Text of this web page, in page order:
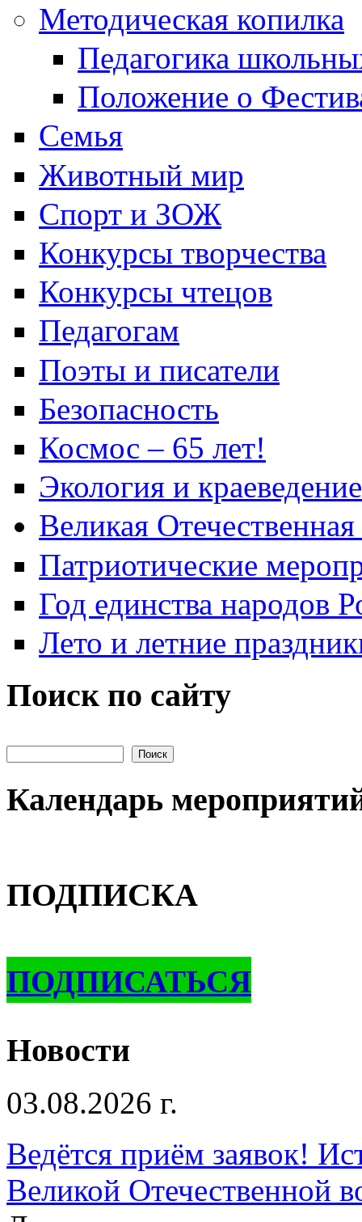
Методическая копилка
Педагогика
Положение о
Семья
Животный мир
Спорт и ЗОЖ
Конкурсы творчества
Конкурсы чтецов
Педагогам
Поэты и писатели
Безопасность
Космос – 65 лет!
Экология и краеведение
Великая
Патриотические
Год единства народов
Лето и летние
Поиск по сайту
Календарь
ПОДПИСКА
ПОДПИСАТЬСЯ
Новости
03.08.2026 г.
Ведётся приём заявок!
Великой Отечественной